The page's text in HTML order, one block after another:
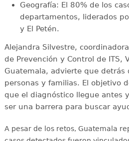
Geografía: El 80% de los
departamentos, liderados
y El Petén.
Alejandra Silvestre,
de Prevención y Control de ITS,
Guatemala, advierte que detrás
personas y familias. El objetivo
que el diagnóstico llegue antes
ser una barrera para buscar
A pesar de los retos, Guatemala